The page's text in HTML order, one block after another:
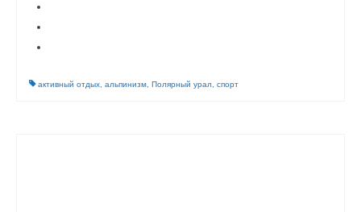
активный отдых альпинизм Полярный урал спорт